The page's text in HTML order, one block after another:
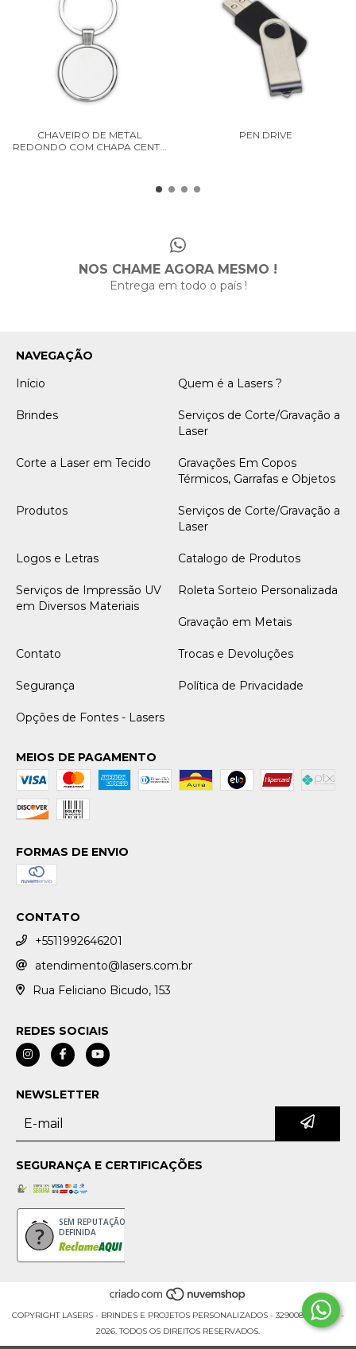
CHAVEIRO DE METAL
REDONDO COM CHAPA CENT...
PEN DRIVE
NOS CHAME AGORA MESMO !
Entrega em todo o país !
NAVEGAÇÃO
Início
Quem é a Lasers ?
Brindes
Serviços de Corte/Gravação a
Laser
Corte a Laser em Tecido
Gravações Em Copos
Térmicos, Garrafas e Objetos
Produtos
Serviços de Corte/Gravação a
Laser
Logos e Letras Catalogo de Produtos
Serviços de Impressão UV
em Diversos Materiais
Roleta Sorteio Personalizada
Gravação em Metais
Contato Trocas e Devoluções
Segurança Política de Privacidade
Opções de Fontes - Lasers
MEIOS DE PAGAMENTO
FORMAS DE ENVIO
CONTATO
+5511992646201
atendimento@lasers.com.br
Rua Feliciano Bicudo, 153
REDES SOCIAIS
NEWSLETTER
SEGURANÇA E CERTIFICAÇÕES
SEM REPUTAÇÃO
DEFINIDA
COPYRIGHT LASERS - BRINDES E PROJETOS PERSONALIZADOS - 32900853000176 -
2026. TODOS OS DIREITOS RESERVADOS.